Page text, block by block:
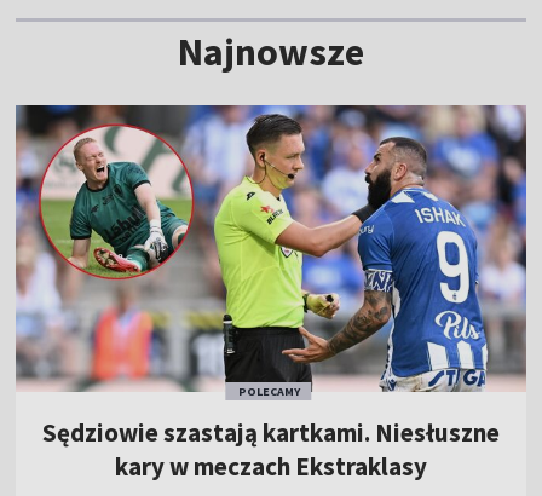
Najnowsze
POLECAMY
Sędziowie szastają kartkami. Niesłuszne
kary w meczach Ekstraklasy